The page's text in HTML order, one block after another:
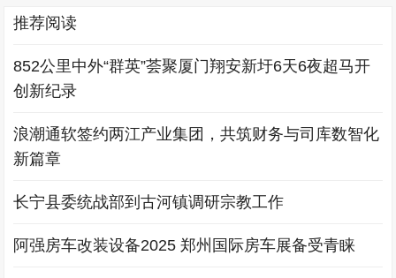
推荐阅读
852公里中外“群英”荟聚厦门翔安新圩6天6夜超马开
创新纪录
浪潮通软签约两江产业集团，共筑财务与司库数智化
新篇章
长宁县委统战部到古河镇调研宗教工作
阿强房车改装设备2025 郑州国际房车展备受青睐